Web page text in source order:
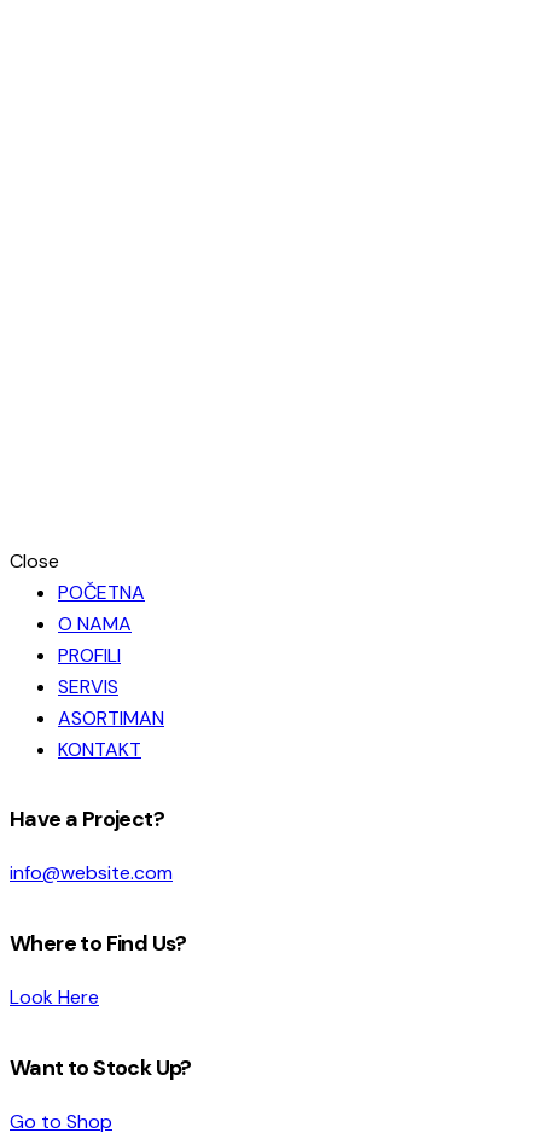
Close
POČETNA
O NAMA
PROFILI
SERVIS
ASORTIMAN
KONTAKT
facebook-
instagram
Have a Project?
info@website.com
Where to Find Us?
Look Here
Want to Stock Up?
Go to Shop